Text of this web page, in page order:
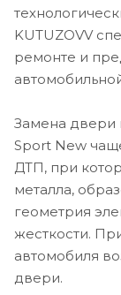
KUTUZOVV
ремонте и
Замена двери
Sport New
ДТП, при
металла,
геометрия
жесткости.
автомобиля
двери.